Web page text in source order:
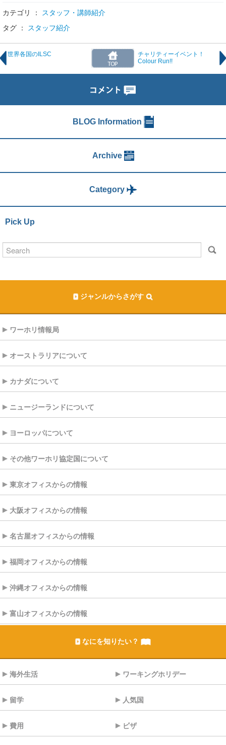
カテゴリ ：
スタッフ・講師紹介
タグ ：
スタッフ紹介
世界各国のILSC
チャリティーイベント！
Colour Run!!
BLOG Information
Archive
Category
Pick Up
ジャンルからさがす
ワーホリ情報局
オーストラリアについて
カナダについて
ニュージーランドについて
ヨーロッパについて
その他ワーホリ協定国について
東京オフィスからの情報
大阪オフィスからの情報
名古屋オフィスからの情報
福岡オフィスからの情報
沖縄オフィスからの情報
富山オフィスからの情報
なにを知りたい？
海外生活 ワーキングホリデー
留学 人気国
費用 ビザ